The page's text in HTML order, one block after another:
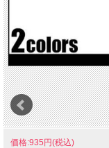
価格:935円(税込)